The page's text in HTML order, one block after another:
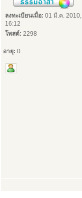
ลงทะเบียนเมื่อ: 01 มี.ค. 2010,
16:12
โพสต์: 2298
อายุ: 0